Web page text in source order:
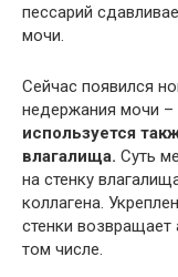
пессарий
мочи.
Сейчас появился
недержания мочи –
используется
влагалища. Суть
на стенку
коллагена.
стенки возвращает
том числе.